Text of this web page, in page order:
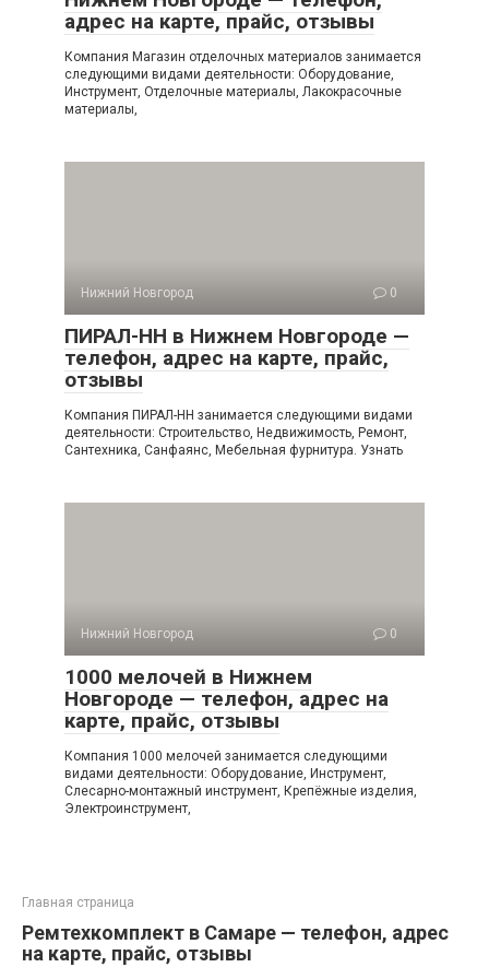
адрес на карте, прайс, отзывы
Компания Магазин отделочных материалов занимается
следующими видами деятельности: Оборудование,
Инструмент, Отделочные материалы, Лакокрасочные
материалы,
Нижний Новгород 0
ПИРАЛ-НН в Нижнем Новгороде —
телефон, адрес на карте, прайс,
отзывы
Компания ПИРАЛ-НН занимается следующими видами
деятельности: Строительство, Недвижимость, Ремонт,
Сантехника, Санфаянс, Мебельная фурнитура. Узнать
Нижний Новгород 0
1000 мелочей в Нижнем
Новгороде — телефон, адрес на
карте, прайс, отзывы
Компания 1000 мелочей занимается следующими
видами деятельности: Оборудование, Инструмент,
Слесарно-монтажный инструмент, Крепёжные изделия,
Электроинструмент,
Главная страница
Ремтехкомплект в Самаре — телефон, адрес
на карте, прайс, отзывы